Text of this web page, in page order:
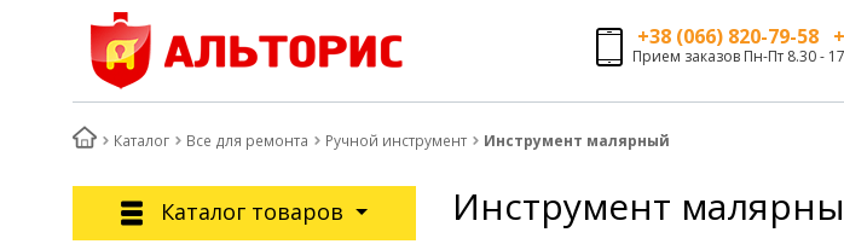
+38 (066) 820-79-58
Прием заказов Пн-Пт 8.30 -
Каталог Все для ремонта Ручной инструмент Инструмент малярный
Каталог товаров Инструмент